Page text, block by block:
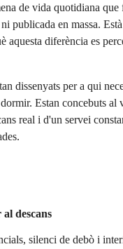
de vida quotidiana que
publicada en massa.
aquesta diferència es
dissenyats per a qui
Estan concebuts al
real i d'un servei
descans
silenci de debò i